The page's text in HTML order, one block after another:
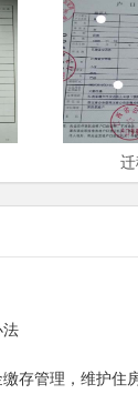
存管理，维护住